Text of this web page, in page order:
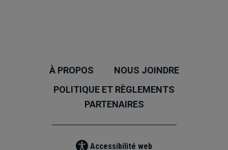
À PROPOS
NOUS JOINDRE
POLITIQUE ET RÈGLEMENTS
PARTENAIRES
Accessibilité web